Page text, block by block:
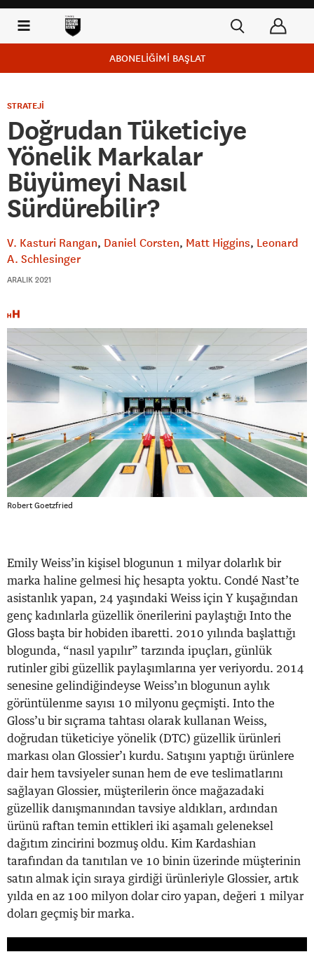
ABONELİĞİMİ BAŞLAT
STRATEJİ
Doğrudan Tüketiciye
Yönelik Markalar
Büyümeyi Nasıl
Sürdürebilir?
V. Kasturi Rangan Daniel Corsten Matt Higgins Leonard
A. Schlesinger
ARALIK 2021
Robert Goetzfried
Emily Weiss’in kişisel blogunun 1 milyar dolarlık bir
marka haline gelmesi hiç hesapta yoktu. Condé Nast’te
asistanlık yapan, 24 yaşındaki Weiss için Y kuşağından
genç kadınlarla güzellik önerilerini paylaştığı Into the
Gloss başta bir hobiden ibaretti. 2010 yılında başlattığı
blogunda, “nasıl yapılır” tarzında ipuçları, günlük
rutinler gibi güzellik paylaşımlarına yer veriyordu. 2014
senesine gelindiğindeyse Weiss’ın blogunun aylık
görüntülenme sayısı 10 milyonu geçmişti. Into the
Gloss’u bir sıçrama tahtası olarak kullanan Weiss,
doğrudan tüketiciye yönelik (DTC) güzellik ürünleri
markası olan Glossier’ı kurdu. Satışını yaptığı ürünlere
dair hem tavsiyeler sunan hem de eve teslimatlarını
sağlayan Glossier, müşterilerin önce mağazadaki
güzellik danışmanından tavsiye aldıkları, ardından
ürünü raftan temin ettikleri iki aşamalı geleneksel
dağıtım zincirini bozmuş oldu. Kim Kardashian
tarafından da tanıtılan ve 10 binin üzerinde müşterinin
satın almak için sıraya girdiği ürünleriyle Glossier, artık
yılda en az 100 milyon dolar ciro yapan, değeri 1 milyar
doları geçmiş bir marka.